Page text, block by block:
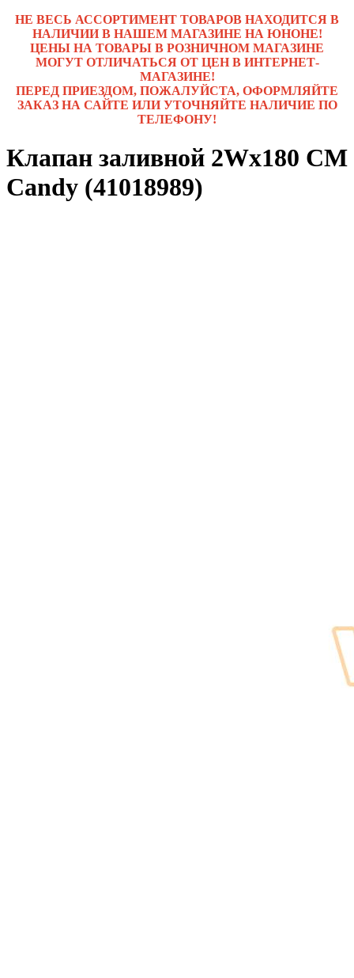
НЕ ВЕСЬ АССОРТИМЕНТ ТОВАРОВ НАХОДИТСЯ В
НАЛИЧИИ В НАШЕМ МАГАЗИНЕ НА ЮНОНЕ!
ЦЕНЫ НА ТОВАРЫ В РОЗНИЧНОМ МАГАЗИНЕ
МОГУТ ОТЛИЧАТЬСЯ ОТ ЦЕН В ИНТЕРНЕТ-
МАГАЗИНЕ!
ПЕРЕД ПРИЕЗДОМ, ПОЖАЛУЙСТА, ОФОРМЛЯЙТЕ
ЗАКАЗ НА САЙТЕ ИЛИ УТОЧНЯЙТЕ НАЛИЧИЕ ПО
ТЕЛЕФОНУ!
Клапан заливной 2Wx180 СМ
Candy (41018989)